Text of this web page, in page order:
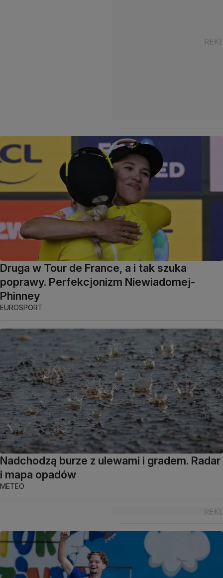
Druga w Tour de France, a i tak szuka
poprawy. Perfekcjonizm Niewiadomej-
Phinney
EUROSPORT
Nadchodzą burze z ulewami i gradem. Radar
i mapa opadów
METEO